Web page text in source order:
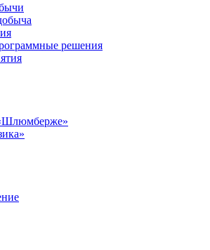
решения